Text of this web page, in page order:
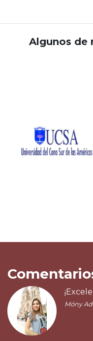
Algunos de
Móny